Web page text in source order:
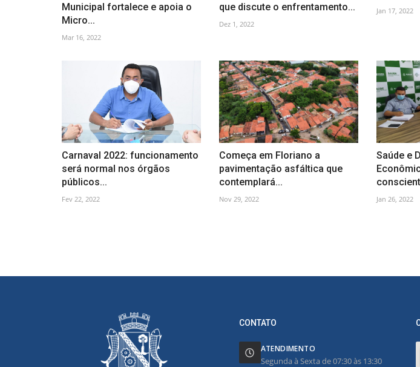
Municipal fortalece e apoia o
Micro...
Mar 16, 2022
que discute o enfrentamento...
Dez 1, 2022
Jan 17, 2022
Carnaval 2022: funcionamento
será normal nos órgãos
públicos...
Fev 22, 2022
Começa em Floriano a
pavimentação asfáltica que
contemplará...
Nov 29, 2022
Saúde e
Jan 26, 2022
CONTATO
ATENDIMENTO
Segunda à Sexta de 07:30 às 13:30